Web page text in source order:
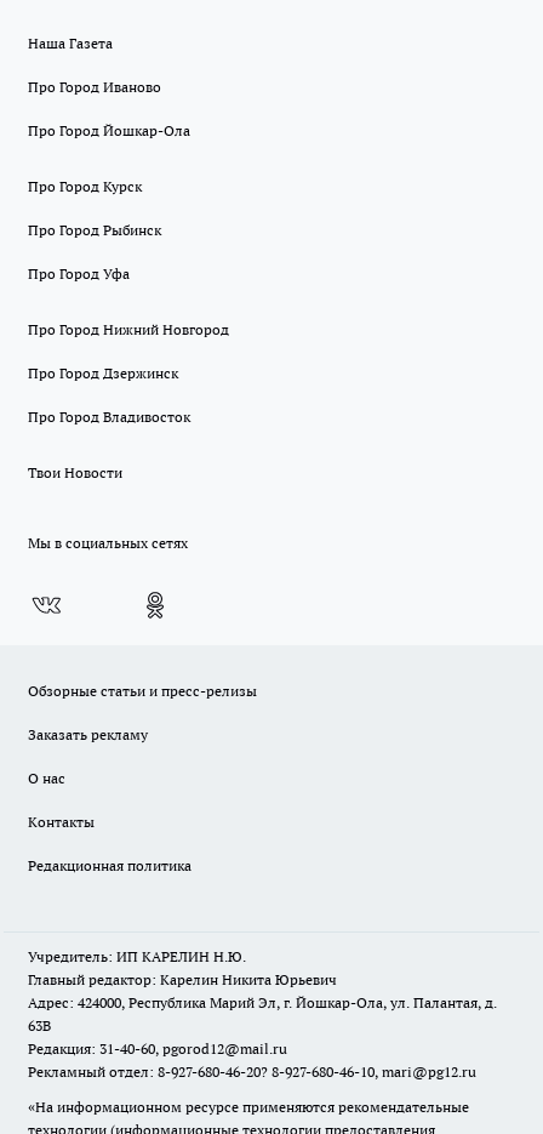
Наша Газета
Про Город Иваново
Про Город Йошкар-Ола
Про Город Курск
Про Город Рыбинск
Про Город Уфа
Про Город Нижний Новгород
Про Город Дзержинск
Про Город Владивосток
Твои Новости
Мы в социальных сетях
Обзорные статьи и пресс-релизы
Заказать рекламу
О нас
Контакты
Редакционная политика
Учредитель: ИП КАРЕЛИН Н.Ю.
Главный редактор: Карелин Никита Юрьевич
Адрес: 424000, Республика Марий Эл, г. Йошкар-Ола, ул. Палантая, д.
63В
Редакция: 31-40-60, pgorod12@mail.ru
Рекламный отдел: 8-927-680-46-20? 8-927-680-46-10, mari@pg12.ru
«На информационном ресурсе применяются рекомендательные
технологии (информационные технологии предоставления